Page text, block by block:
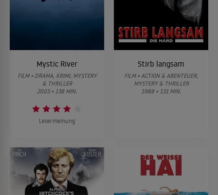
Mystic River
FILM • DRAMA, KRIMI, MYSTERY
& THRILLER
2003 • 138 MIN.
Lesermeinung
Stirb langsam
FILM • ACTION & ABENTEUER,
MYSTERY & THRILLER
1988 • 131 MIN.